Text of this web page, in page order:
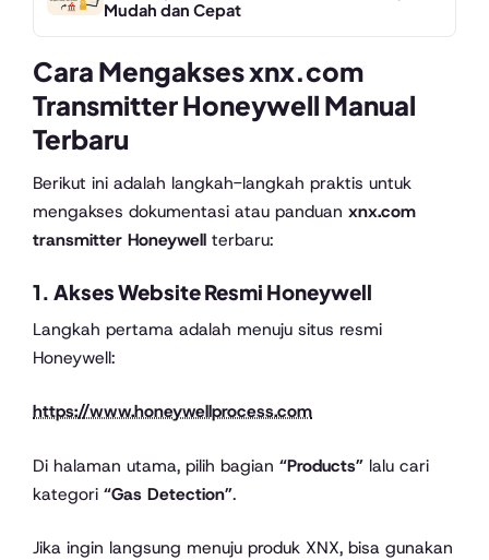
Mudah dan Cepat
Cara Mengakses xnx.com
Transmitter Honeywell Manual
Terbaru
Berikut ini adalah langkah-langkah praktis untuk
mengakses dokumentasi atau panduan xnx.com
transmitter Honeywell terbaru:
1. Akses Website Resmi Honeywell
Langkah pertama adalah menuju situs resmi
Honeywell:
https://www.honeywellprocess.com
Di halaman utama, pilih bagian “Products” lalu cari
kategori “Gas Detection”.
Jika ingin langsung menuju produk XNX, bisa gunakan